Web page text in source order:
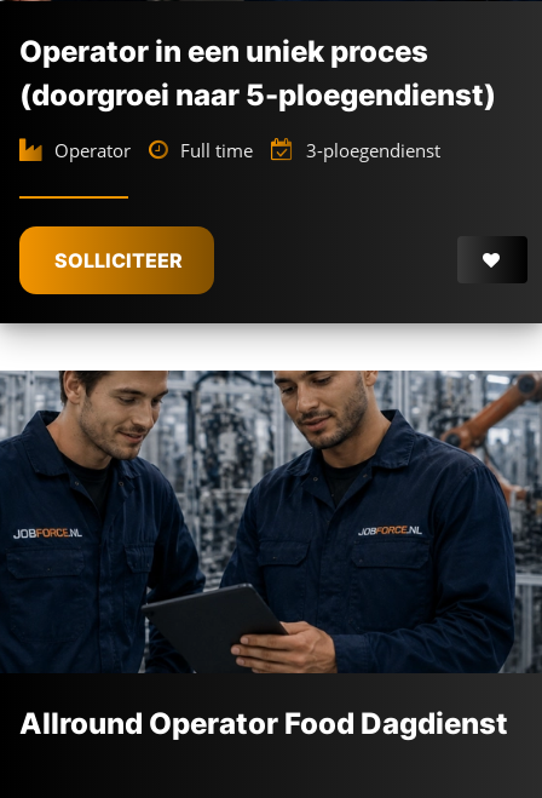
Operator in een uniek proces
(doorgroei naar 5-ploegendienst)
Operator Full time 3-ploegendienst
SOLLICITEER
Allround Operator Food Dagdienst